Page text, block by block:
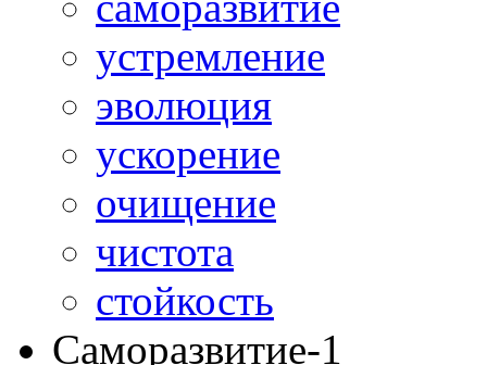
устремление
эволюция
ускорение
очищение
чистота
стойкость
Саморазвитие-1